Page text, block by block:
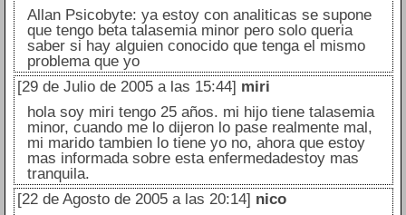
Allan Psicobyte: ya estoy con analiticas se supone
que tengo beta talasemia minor pero solo queria
saber si hay alguien conocido que tenga el mismo
problema que yo
[29 de Julio de 2005 a las 15:44] miri
hola soy miri tengo 25 años. mi hijo tiene talasemia
minor, cuando me lo dijeron lo pase realmente mal,
mi marido tambien lo tiene yo no, ahora que estoy
mas informada sobre esta enfermedadestoy mas
tranquila.
[22 de Agosto de 2005 a las 20:14] nico